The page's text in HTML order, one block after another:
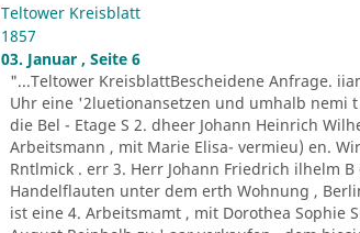
Teltower Kreisblatt
1857
03. Januar , Seite 6
"...Teltower KreisblattBescheidene Anfrage.
Uhr eine '2luetionansetzen und umhalb nemi
die Bel - Etage S 2. dheer Johann Heinrich
Arbeitsmann , mit Marie Elisa- vermieu) en.
Rntlmick . err 3. Herr Johann Friedrich ilhelm
Handelflauten unter dem erth Wohnung ,
ist eine 4. Arbeitsmamt , mit Dorothea Sophie